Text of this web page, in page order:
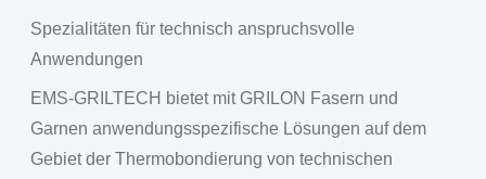
Spezialitäten für technisch anspruchsvolle
Anwendungen
EMS-GRILTECH bietet mit GRILON Fasern und
Garnen anwendungsspezifische Lösungen auf dem
Gebiet der Thermobondierung von technischen